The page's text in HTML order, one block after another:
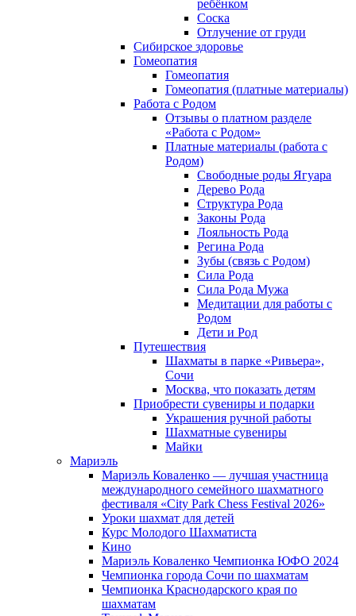
ребёнком
Соска
Отлучение от груди
Сибирское здоровье
Гомеопатия
Гомеопатия
Гомеопатия (платные материалы)
Работа с Родом
Отзывы о платном разделе
«Работа с Родом»
Платные материалы (работа с
Родом)
Свободные роды Ягуара
Дерево Рода
Структура Рода
Законы Рода
Лояльность Рода
Регина Рода
Зубы (связь с Родом)
Сила Рода
Сила Рода Мужа
Медитации для работы с
Родом
Дети и Род
Путешествия
Шахматы в парке «Ривьера»,
Сочи
Москва, что показать детям
Приобрести сувениры и подарки
Украшения ручной работы
Шахматные сувениры
Майки
Мариэль
Мариэль Коваленко — лучшая участница
международного семейного шахматного
фестиваля «City Park Chess Festival 2026»
Уроки шахмат для детей
Курс Молодого Шахматиста
Кино
Мариэль Коваленко Чемпионка ЮФО 2024
Чемпионка города Сочи по шахматам
Чемпионка Краснодарского края по
шахматам